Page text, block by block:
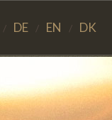
/ DE / EN / DK